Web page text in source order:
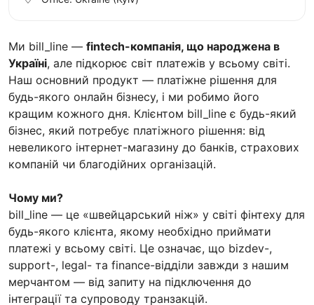
Ми bill_line — fintech-компанія, що народжена в
Україні, але підкорює світ платежів у всьому світі.
Наш основний продукт — платіжне рішення для
будь-якого онлайн бізнесу, і ми робимо його
кращим кожного дня. Клієнтом bill_line є будь-який
бізнес, який потребує платіжного рішення: від
невеликого інтернет-магазину до банків, страхових
компаній чи благодійних організацій.
Чому ми?
bill_line — це «швейцарський ніж» у світі фінтеху для
будь-якого клієнта, якому необхідно приймати
платежі у всьому світі. Це означає, що bizdev-,
support-, legal- та finance-відділи завжди з нашим
мерчантом — від запиту на підключення до
інтеграції та супроводу транзакцій.